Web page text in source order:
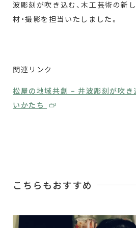
波彫刻が吹き込む、木工芸術の新
材・撮影を担当いたしました。
関連リンク
松屋の地域共創 – 井波彫刻が吹き
いかたち
こちらもおすすめ